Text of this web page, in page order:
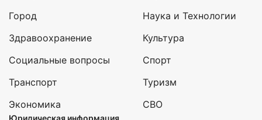
Город
Здравоохранение
Социальные вопросы
Транспорт
Экономика
Наука и Технологии
Культура
Спорт
Туризм
СВО
Юридическая информация